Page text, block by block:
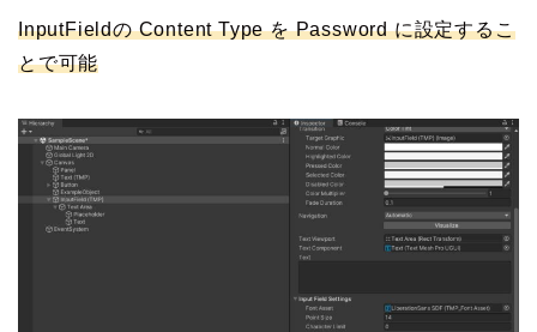
InputFieldの Content Type を Password に設定するこ
とで可能